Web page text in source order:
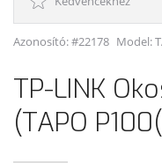
Azonosító: #22178 Model:
TP-LINK
(TAPO